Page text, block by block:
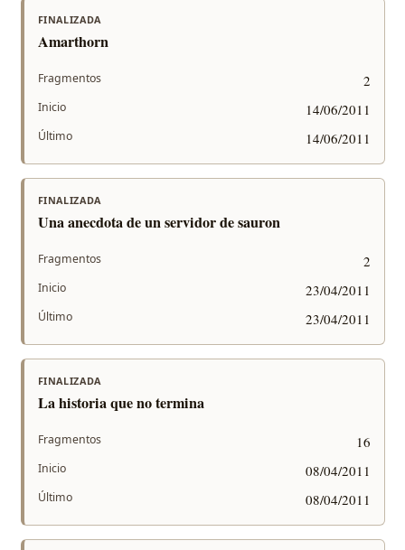
FINALIZADA
Amarthorn
Fragmentos 2
Inicio 14/06/2011
Último 14/06/2011
FINALIZADA
Una anecdota de un servidor de sauron
Fragmentos 2
Inicio 23/04/2011
Último 23/04/2011
FINALIZADA
La historia que no termina
Fragmentos 16
Inicio 08/04/2011
Último 08/04/2011